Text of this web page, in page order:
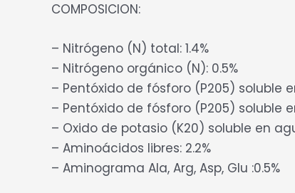
COMPOSICION:
– Nitrógeno (N) total: 1.4%
– Nitrógeno orgánico (N): 0.5%
– Pentóxido de fósforo (P205) soluble
– Pentóxido de fósforo (P205) soluble
– Oxido de potasio (K20) soluble en
– Aminoácidos libres: 2.2%
– Aminograma Ala, Arg, Asp, Glu :0.5%